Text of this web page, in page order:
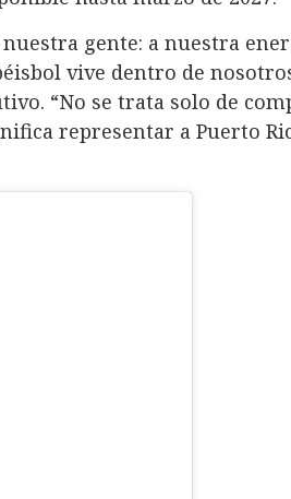
gente: a nuestra
vive dentro de
“No se trata solo de
representar a Puerto